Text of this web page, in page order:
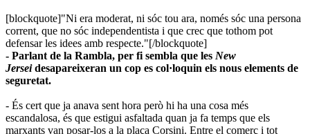
[blockquote]"Ni era moderat, ni sóc tou ara, només sóc una persona
corrent, que no sóc independentista i que crec que tothom pot
defensar les idees amb respecte."​[/blockquote]
- Parlant de la Rambla, per fi sembla que les New
Jerseidesapareixeran un cop es col·loquin els nous elements de
seguretat.
- És cert que ja anava sent hora però hi ha una cosa més
escandalosa, és que estigui asfaltada quan ja fa temps que els
marxants van posar-los a la plaça Corsini. Entre el comerç i tot